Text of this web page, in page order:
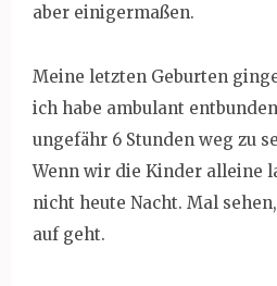
aber einigermaßen.
Meine letzten Geburten
ich habe ambulant
ungefähr 6 Stunden weg zu
Wenn wir die Kinder alleine
nicht heute Nacht. Mal
auf geht.